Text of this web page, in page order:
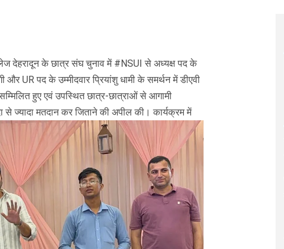
देहरादून के छात्र संघ चुनाव में #NSUI से अध्यक्ष पद के
और UR पद के उम्मीदवार प्रियांशु धामी के समर्थन में डीएवी
हुए एवं उपस्थित छात्र-छात्राओं से आगामी
से ज्यादा मतदान कर जिताने की अपील की। कार्यक्रम में